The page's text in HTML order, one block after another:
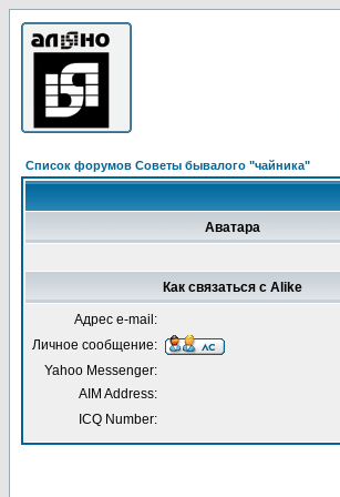
Список форумов Советы бывалого "чайника"
Аватара
Как связаться с Alike
Адрес e-mail:
Личное сообщение:
Yahoo Messenger:
AIM Address:
ICQ Number: